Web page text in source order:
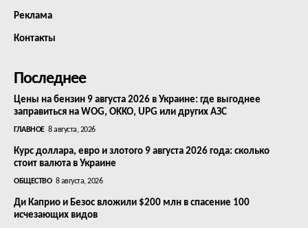
Реклама
Контакты
Последнее
Цены на бензин 9 августа 2026 в Украине: где выгоднее
заправиться на WOG, OKKO, UPG или других АЗС
ГЛАВНОЕ 8 августа, 2026
Курс доллара, евро и злотого 9 августа 2026 года: сколько
стоит валюта в Украине
ОБЩЕСТВО 8 августа, 2026
Ди Каприо и Безос вложили $200 млн в спасение 100
исчезающих видов